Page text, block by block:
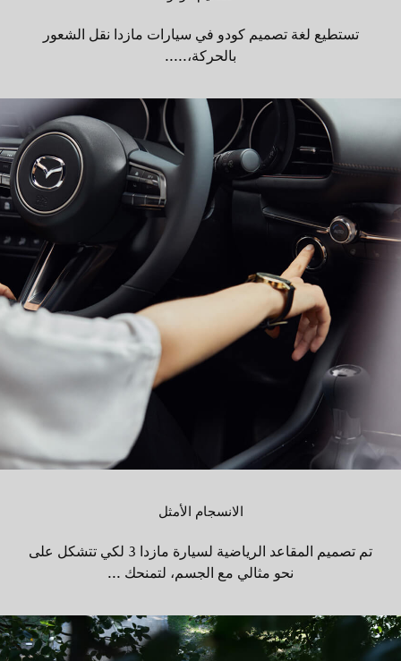
تستطيع لغة تصميم كودو في سيارات مازدا نقل الشعور
بالحركة،.....
الانسجام الأمثل
تم تصميم المقاعد الرياضية لسيارة مازدا 3 لكي تتشكل على
نحو مثالي مع الجسم، لتمنحك ...